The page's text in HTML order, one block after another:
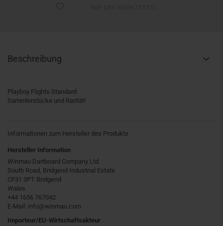
Beschreibung
Playboy Flights Standard
Sammlerstücke und Rarität!
Informationen zum Hersteller des Produkts
Hersteller Information
Winmau Dartboard Company Ltd.
South Road, Bridgend Industrial Estate
CF31 3PT Bridgend
Wales
+44 1656 767042
E-Mail: info@winmau.com
Importeur/EU-Wirtschaftsakteur